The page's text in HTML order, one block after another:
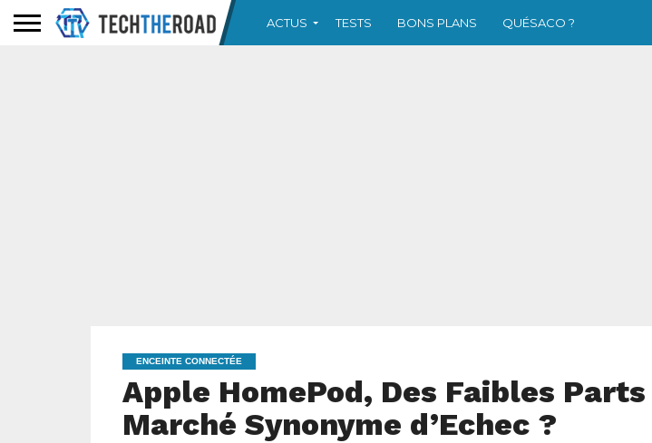
ACTUS TESTS BONS PLANS QUÉSACO ?
ENCEINTE CONNECTÉE
Apple HomePod, Des Faibles Parts
Marché Synonyme d’Echec ?